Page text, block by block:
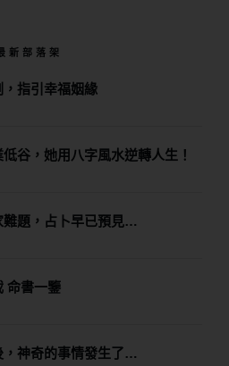
新部落架
指引幸福姻緣
谷，她用八字風水逆轉人生！
難題，占卜早已預見…
命書一鑒
，神奇的事情發生了…